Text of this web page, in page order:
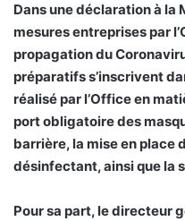
Dans une déclaration à la
mesures entreprises par
propagation du
préparatifs s’inscrivent
réalisé par l’Office en
port obligatoire des
barrière, la mise en place
désinfectant, ainsi que la
Pour sa part, le directeur